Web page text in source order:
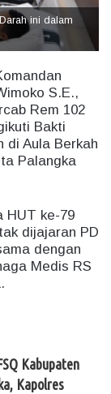
ini dalam
S.E.,
Rem 102
Bakti
di Aula Berkah
Palangka
HUT ke-79
dijajaran PD
dengan
Medis RS
Kabupaten
Kapolres